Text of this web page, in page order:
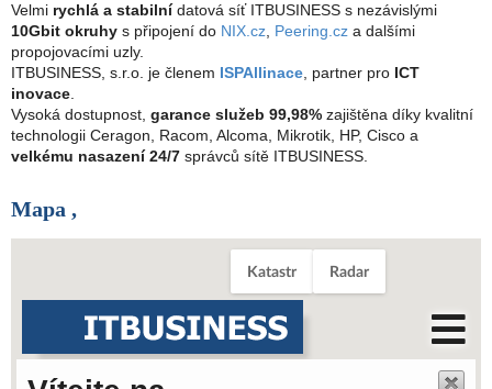
Velmi rychlá a stabilnídatová síť ITBUSINESS s nezávislými
10Gbit okruhy s připojení do NIX.cz, Peering.cz a dalšími
propojovacími uzly.
ITBUSINESS, s.r.o. je členem ISPAllinace, partner pro ICT
inovace.
Vysoká dostupnost, garance služeb 99,98% zajištěna díky kvalitní
technologii Ceragon, Racom, Alcoma, Mikrotik, HP, Cisco a
velkému nasazení 24/7 správců sítě ITBUSINESS.
Mapa ,